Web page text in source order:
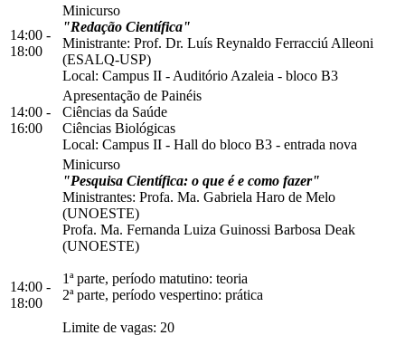
14:00 -
18:00
Minicurso
"Redação Científica"
Ministrante: Prof. Dr. Luís Reynaldo Ferracciú Alleoni
(ESALQ-USP)
Local: Campus II - Auditório Azaleia - bloco B3
14:00 -
16:00
Apresentação de Painéis
Ciências da Saúde
Ciências Biológicas
Local: Campus II - Hall do bloco B3 - entrada nova
14:00 -
18:00
Minicurso
"Pesquisa Científica: o que é e como fazer"
Ministrantes: Profa. Ma. Gabriela Haro de Melo
(UNOESTE)
Profa. Ma. Fernanda Luiza Guinossi Barbosa Deak
(UNOESTE)
1ª parte, período matutino: teoria
2ª parte, período vespertino: prática
Limite de vagas: 20